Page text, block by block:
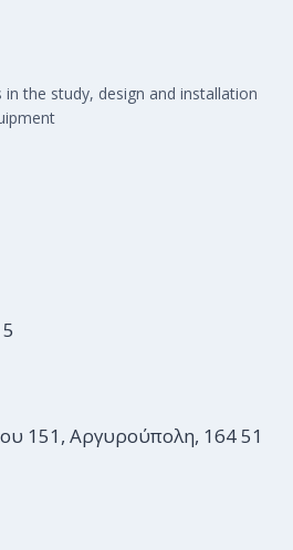
the study, design and installation
151, Αργυρούπολη, 164 51